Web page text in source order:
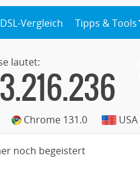
DSL-Vergleich Tipps & Tools
lautet:
Chrome 131.0 USA
noch begeistert